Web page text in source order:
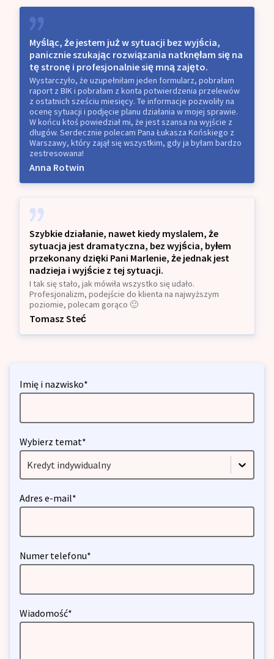
Myśląc, że jestem już w sytuacji bez wyjścia,
panicznie szukając rozwiązania natknęłam się na
tę stronę i profesjonalnie się mną zajęto.
Wystarczyło, że uzupełniłam jeden formularz, pobrałam
raport z BIK i pobrałam z konta potwierdzenia przelewów
z ostatnich sześciu miesięcy. Te informacje pozwoliły na
ocenę sytuacji i podjęcie planu działania w mojej sprawie.
W końcu ktoś powiedział mi, że jest szansa na wyjście z
długów. Serdecznie polecam Pana Łukasza Końskiego z
Warszawy, który zajął się wszystkim, gdy ja byłam bardzo
zestresowana!
Anna Rotwin
Szybkie działanie, nawet kiedy myslalem, że
sytuacja jest dramatyczna, bez wyjścia, byłem
przekonany dzięki Pani Marlenie, że jednak jest
nadzieja i wyjście z tej sytuacji.
I tak się stało, jak mówiła wszystko się udało.
Profesjonalizm, podejście do klienta na najwyższym
poziomie, polecam gorąco 🙂
Tomasz Steć
Imię i nazwisko*
Wybierz temat*
Kredyt indywidualny
Adres e-mail*
Numer telefonu*
Wiadomość*